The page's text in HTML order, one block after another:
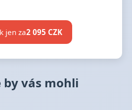
jen za2 095 CZK
vás mohli